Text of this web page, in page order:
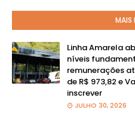
MAIS
Linha Amarela
níveis
remunerações
de R$ 973,82 e
inscrever
JULHO 30, 2026